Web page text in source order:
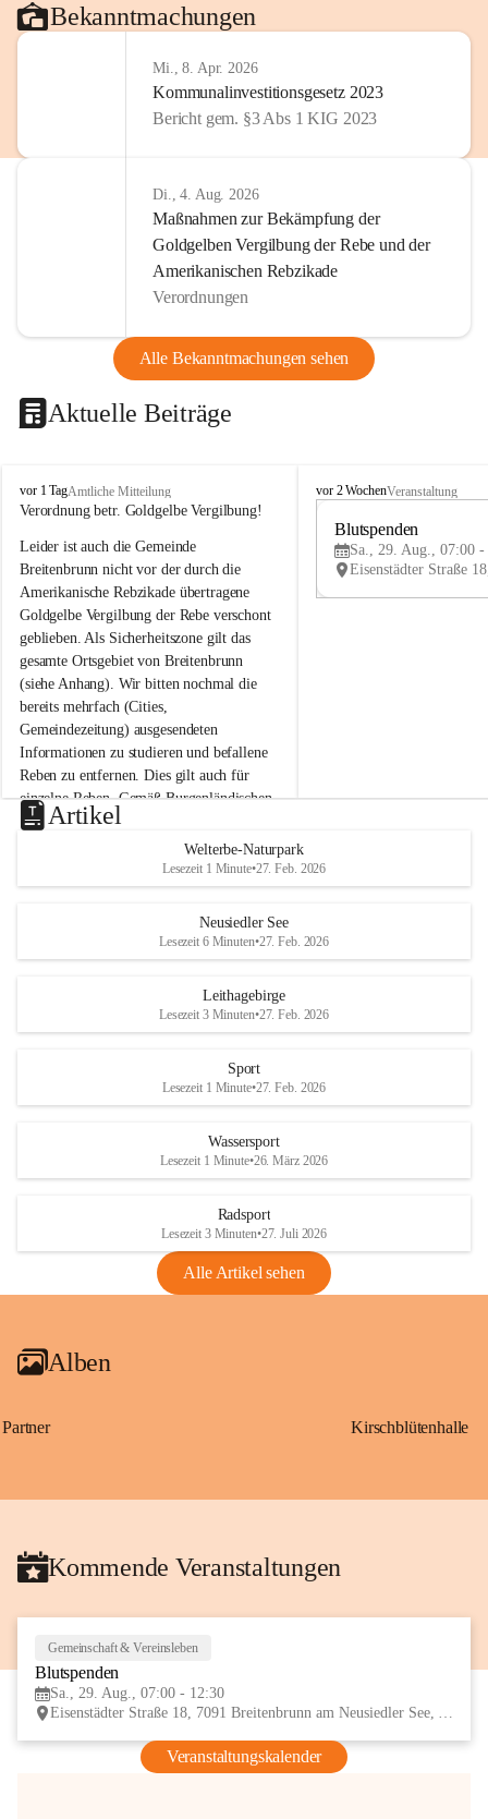
Bekanntmachungen
Mi., 8. Apr. 2026
Kommunalinvestitionsgesetz 2023
Bericht gem. §3 Abs 1 KIG 2023
Di., 4. Aug. 2026
Maßnahmen zur Bekämpfung der
Goldgelben Vergilbung der Rebe und der
Amerikanischen Rebzikade
Verordnungen
Alle Bekanntmachungen sehen
Aktuelle Beiträge
B
r
i
t
e
n
b
r
u
n
n
a
m
N
e
u
s
d
S
vor 1 TagAmtliche Mitteilung
Verordnung betr. Goldgelbe Vergilbung!
Leider ist auch die Gemeinde
Breitenbrunn nicht vor der durch die
Amerikanische Rebzikade übertragene
Goldgelbe Vergilbung der Rebe verschont
geblieben. Als Sicherheitszone gilt das
gesamte Ortsgebiet von Breitenbrunn
(siehe Anhang). Wir bitten nochmal die
bereits mehrfach (Cities,
Gemeindezeitung) ausgesendeten
Informationen zu studieren und befallene
Reben zu entfernen. Dies gilt auch für
einzelne Reben. Gemäß Burgenländischen
Weinbaugesetz sind nicht gepflegte oder
unzulässige Weingärten zu roden! Bitte
helfen wir zusammen um unsere Winzer
vor den prognostizierten Ernteausfällen
und den daraus folgenden wirtschaftlichen
Maßnahmen zur Bekämpfung
Rebe und der Amerikanischen
Anhang VBl. EU Nr. 18
1 Seite•1,4 MB
VBl. EU Nr. 18_2026
B
e
u
e
d
r
S
vor 2 WochenVeranstaltung
Blutspenden
Sa., 29. Aug., 07:00 -
Artikel
Welterbe-Naturpark
Lesezeit 1 Minute•27. Feb. 2026
Neusiedler See
Lesezeit 6 Minuten•27. Feb. 2026
Leithagebirge
Lesezeit 3 Minuten•27. Feb. 2026
Sport
Lesezeit 1 Minute•27. Feb. 2026
Wassersport
Lesezeit 1 Minute•26. März 2026
Radsport
Lesezeit 3 Minuten•27. Juli 2026
Alle Artikel sehen
Alben
Partner Kirschblütenhalle
Kommende Veranstaltungen
Gemeinschaft & Vereinsleben
Blutspenden
Sa., 29. Aug., 07:00 - 12:30
Eisenstädter Straße 18, 7091 Breitenbrunn am Neusiedler See, AUT
Veranstaltungskalender